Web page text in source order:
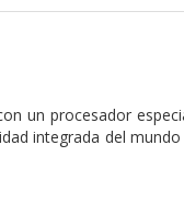
un procesador
integrada del